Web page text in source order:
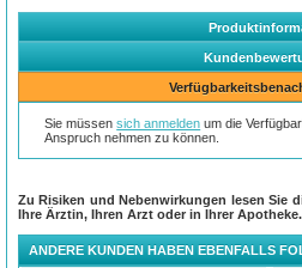
Sie müssensich anmelden um die
Anspruch nehmen zu können.
Zu Risiken und Nebenwirkungen lesen Sie
Ihre Ärztin, Ihren Arzt oder in Ihrer Apotheke.
ANDERE KUNDEN HABEN EBENFALLS